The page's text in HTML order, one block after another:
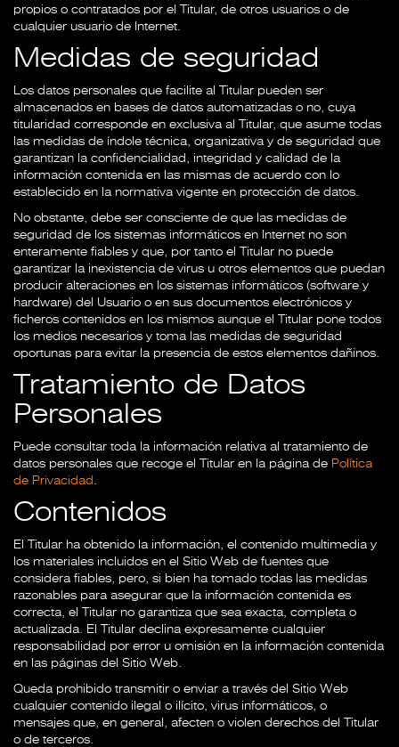
propios o contratados por el Titular, de otros usuarios o de
cualquier usuario de Internet.
Medidas de seguridad
Los datos personales que facilite al Titular pueden ser
almacenados en bases de datos automatizadas o no, cuya
titularidad corresponde en exclusiva al Titular, que asume todas
las medidas de índole técnica, organizativa y de seguridad que
garantizan la confidencialidad, integridad y calidad de la
información contenida en las mismas de acuerdo con lo
establecido en la normativa vigente en protección de datos.
No obstante, debe ser consciente de que las medidas de
seguridad de los sistemas informáticos en Internet no son
enteramente fiables y que, por tanto el Titular no puede
garantizar la inexistencia de virus u otros elementos que puedan
producir alteraciones en los sistemas informáticos (software y
hardware) del Usuario o en sus documentos electrónicos y
ficheros contenidos en los mismos aunque el Titular pone todos
los medios necesarios y toma las medidas de seguridad
oportunas para evitar la presencia de estos elementos dañinos.
Tratamiento de Datos
Personales
Puede consultar toda la información relativa al tratamiento de
datos personales que recoge el Titular en la página de Política
de Privacidad .
Contenidos
El Titular ha obtenido la información, el contenido multimedia y
los materiales incluidos en el Sitio Web de fuentes que
considera fiables, pero, si bien ha tomado todas las medidas
razonables para asegurar que la información contenida es
correcta, el Titular no garantiza que sea exacta, completa o
actualizada. El Titular declina expresamente cualquier
responsabilidad por error u omisión en la información contenida
en las páginas del Sitio Web.
Queda prohibido transmitir o enviar a través del Sitio Web
cualquier contenido ilegal o ilícito, virus informáticos, o
mensajes que, en general, afecten o violen derechos del Titular
o de terceros.